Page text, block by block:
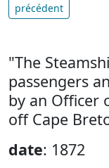
précédent
"The
passengers
by an Officer
off Cape
date: 1872